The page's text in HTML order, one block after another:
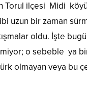
ilçesi Midi
uzun bir zaman
oldu. İşte
o sebeble ya
olmayan veya bu